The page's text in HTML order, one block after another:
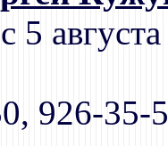
5
926-35-